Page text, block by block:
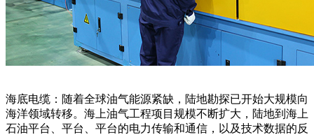
海底电缆：随着全球油气能源紧缺，陆地勘探已开始大规模向
海洋领域转移。海上油气工程项目规模不断扩大，陆地到海上
石油平台、平台、平台的电力传输和通信，以及技术数据的反